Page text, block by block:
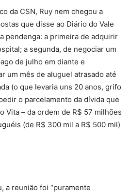
da CSN, Ruy nem chegou a
que disse ao Diário do Vale
pendenga: a primeira de adquirir
a segunda, de negociar um
de julho em diante e
um mês de aluguel atrasado até
(o que levaria uns 20 anos, grifo
o parcelamento da dívida que
Vita – da ordem de R$ 57 milhões
(de R$ 300 mil a R$ 500 mil)
a reunião foi “puramente